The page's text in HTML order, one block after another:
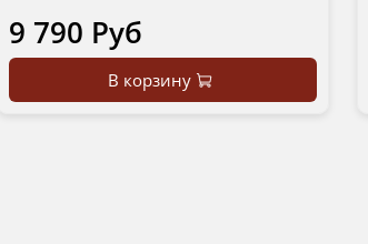
9 790 Руб
В корзину